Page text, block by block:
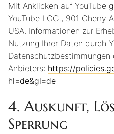
Mit Anklicken auf YouTube
YouTube LCC., 901 Cherry
USA. Informationen zur
Nutzung Ihrer Daten durch
Datenschutzbestimmungen
Anbieters: https://
hl=de&gl=de
4. Auskunft,
Sperrung